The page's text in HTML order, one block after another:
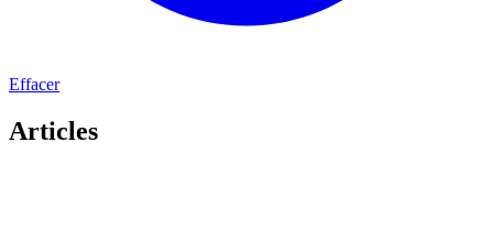
Effacer
Articles